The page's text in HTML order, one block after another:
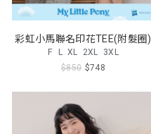
彩虹小馬聯名印花TEE(附髮圈)
F L XL 2XL 3XL
$850 $748